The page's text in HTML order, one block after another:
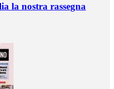
la nostra rassegna